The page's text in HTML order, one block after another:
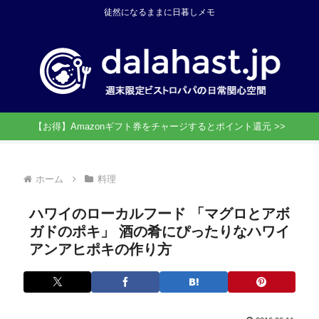
徒然になるままに日暮しメモ
【お得】Amazonギフト券をチャージするとポイント還元 >>
ホーム 料理
ハワイのローカルフード 「マグロとアボ
ガドのポキ」 酒の肴にぴったりなハワイ
アンアヒポキの作り方